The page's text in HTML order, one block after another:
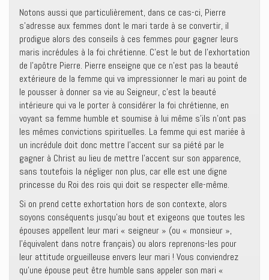
Notons aussi que particulièrement, dans ce cas-ci, Pierre
s’adresse aux femmes dont le mari tarde à se convertir, il
prodigue alors des conseils à ces femmes pour gagner leurs
maris incrédules à la foi chrétienne. C’est le but de l’exhortation
de l’apôtre Pierre. Pierre enseigne que ce n’est pas la beauté
extérieure de la femme qui va impressionner le mari au point de
le pousser à donner sa vie au Seigneur, c’est la beauté
intérieure qui va le porter à considérer la foi chrétienne, en
voyant sa femme humble et soumise à lui même s’ils n’ont pas
les mêmes convictions spirituelles. La femme qui est mariée à
un incrédule doit donc mettre l’accent sur sa piété par le
gagner à Christ au lieu de mettre l’accent sur son apparence,
sans toutefois la négliger non plus, car elle est une digne
princesse du Roi des rois qui doit se respecter elle-même.
Si on prend cette exhortation hors de son contexte, alors
soyons conséquents jusqu’au bout et exigeons que toutes les
épouses appellent leur mari « seigneur » (ou « monsieur »,
l’équivalent dans notre français) ou alors reprenons-les pour
leur attitude orgueilleuse envers leur mari ! Vous conviendrez
qu’une épouse peut être humble sans appeler son mari «